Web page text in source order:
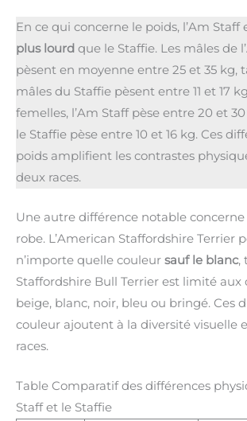
En ce qui concerne le poids, l’Am
plus lourd que le Staffie. Les mâles de
pèsent en moyenne entre 25 et 35 kg,
mâles du Staffie pèsent entre 11 et 17
femelles, l’Am Staff pèse entre 20 et
le Staffie pèse entre 10 et 16 kg. Ces
poids amplifient les contrastes
deux races.
Une autre différence notable
robe. L’American Staffordshire Terrier
n’importe quelle couleur sauf le blanc,
Staffordshire Bull Terrier est limité aux
beige, blanc, noir, bleu ou bringé. Ces
couleur ajoutent à la diversité visuelle
races.
Table Comparatif des différences
Staff et le Staffie